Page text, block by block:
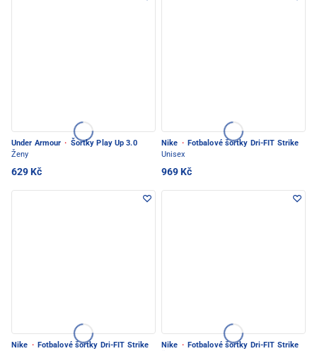
Under Armour · Šortky Play Up 3.0
Ženy
629 Kč
Nike · Fotbalové šortky Dri-FIT Strike
Unisex
969 Kč
Nike · Fotbalové šortky Dri-FIT Strike
Nike · Fotbalové šortky Dri-FIT Strike